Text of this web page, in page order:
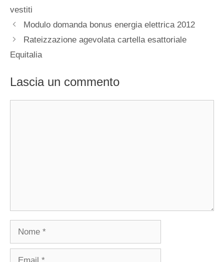
vestiti
Modulo domanda bonus energia elettrica 2012
Rateizzazione agevolata cartella esattoriale
Equitalia
Lascia un commento
Nome
Email